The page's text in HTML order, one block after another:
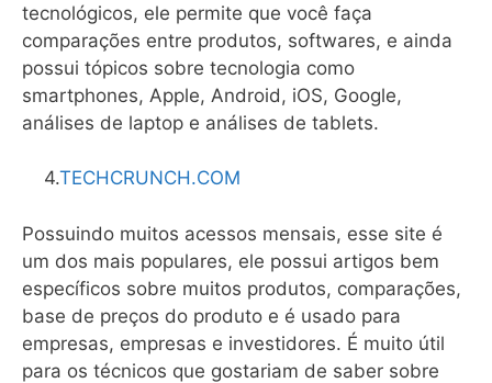
tecnológicos, ele permite que você faça
comparações entre produtos, softwares, e ainda
possui tópicos sobre tecnologia como
smartphones, Apple, Android, iOS, Google,
análises de laptop e análises de tablets.
4.TECHCRUNCH.COM
Possuindo muitos acessos mensais, esse site é
um dos mais populares, ele possui artigos bem
específicos sobre muitos produtos, comparações,
base de preços do produto e é usado para
empresas, empresas e investidores. É muito útil
para os técnicos que gostariam de saber sobre